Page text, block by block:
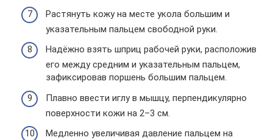
Растянуть кожу на месте укола большим и
указательным пальцем свободной руки.
Надёжно взять шприц рабочей руки, расположив
его между средним и указательным пальцем,
зафиксировав поршень большим пальцем.
Плавно ввести иглу в мышцу, перпендикулярно
поверхности кожи на 2–3 см.
Медленно увеличивая давление пальцем на